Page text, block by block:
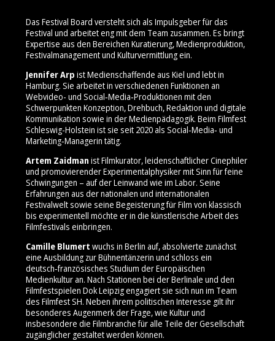
Das Festival Board versteht sich als Impulsgeber für das
Festival und arbeitet eng mit dem Team zusammen. Es bringt
Expertise aus den Bereichen Kuratierung, Medienproduktion,
Festivalmanagement und Kulturvermittlung ein.
Jennifer Arp ist Medienschaffende aus Kiel und lebt in
Hamburg. Sie arbeitet in verschiedenen Funktionen an
Webvideo- und Social‑Media‑Produktionen mit den
Schwerpunkten Konzeption, Drehbuch, Redaktion und digitale
Kommunikation sowie in der Medienpädagogik. Beim Filmfest
Schleswig-Holstein ist sie seit 2020 als Social‑Media‑ und
Marketing‑Managerin tätig.
Artem Zaidman ist Filmkurator, leidenschaftlicher Cinephiler
und promovierender Experimentalphysiker mit Sinn für feine
Schwingungen – auf der Leinwand wie im Labor. Seine
Erfahrungen aus der nationalen und internationalen
Festivalwelt sowie seine Begeisterung für Film von klassisch
bis experimentell möchte er in die künstlerische Arbeit des
Filmfestivals einbringen.
Camille Blumert wuchs in Berlin auf, absolvierte zunächst
eine Ausbildung zur Bühnentänzerin und schloss ein
deutsch‑französisches Studium der Europäischen
Medienkultur an. Nach Stationen bei der Berlinale und den
Filmfestspielen Dok Leipzig engagiert sie sich nun im Team
des Filmfest SH. Neben ihrem politischen Interesse gilt ihr
besonderes Augenmerk der Frage, wie Kultur und
insbesondere die Filmbranche für alle Teile der Gesellschaft
zugänglicher gestaltet werden können.